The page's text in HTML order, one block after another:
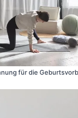
für die